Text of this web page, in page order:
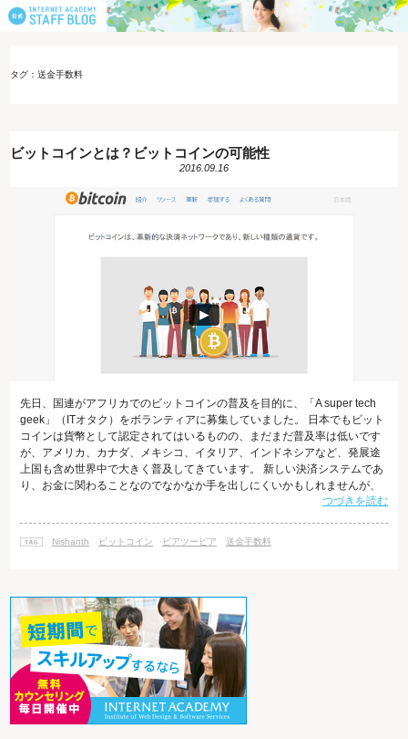
タグ：送金手数料
ビットコインとは？ビットコインの可能性
2016.09.16
先日、国連がアフリカでのビットコインの普及を目的に、「A super tech
geek」（ITオタク）をボランティアに募集していました。 日本でもビット
コインは貨幣として認定されてはいるものの、まだまだ普及率は低いです
が、アメリカ、カナダ、メキシコ、イタリア、インドネシアなど、発展途
上国も含め世界中で大きく普及してきています。 新しい決済システムであ
り、お金に関わることなのでなかなか手を出しにくいかもしれませんが、
ビットコインは大きな可能性を秘めています。 ビットコインとは ビットコ
で主にBTCが使われます。 ビットコインを日本円に換算したときの価格は
つづきを読む
Nishanth ビットコイン ピアツーピア 送金手数料